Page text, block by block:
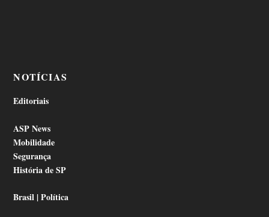
NOTÍCIAS
Editoriais
ASP News
Mobilidade
Segurança
História de SP
Brasil | Política